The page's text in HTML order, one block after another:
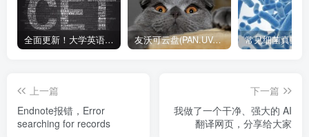
全面更新！大学英语四六级1990-2024年12月真题高清PDF版本！无水印！包含详细答案解析，听力音频！ 友沃可云盘(PAN.UVOOC.COM)如何使用及更新日志
上一篇
Endnote报错，Error
searching for records
下一篇
我做了一个干净、强大的 AI
翻译网页，分享给大家